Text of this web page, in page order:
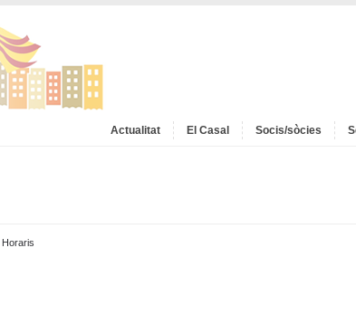
Actualitat El Casal Socis/sòcies
Horaris